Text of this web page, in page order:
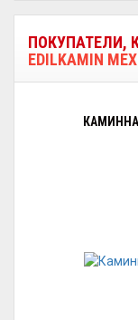
ПОКУПАТЕЛИ,
EDILKAMIN